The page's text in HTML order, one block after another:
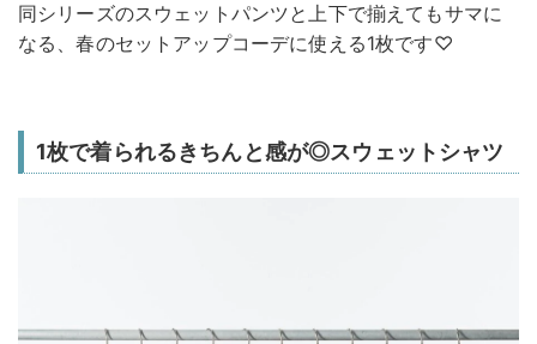
同シリーズのスウェットパンツと上下で揃えてもサマに
なる、春のセットアップコーデに使える1枚です♡
1枚で着られるきちんと感が◎スウェットシャツ